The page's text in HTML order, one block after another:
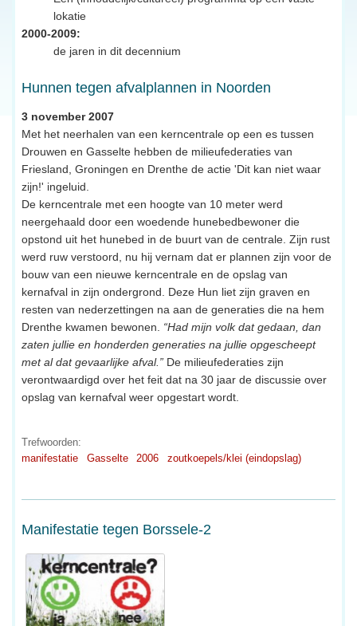
lokatie
2000-2009:
de jaren in dit decennium
Hunnen tegen afvalplannen in Noorden
3 november 2007
Met het neerhalen van een kerncentrale op een es tussen
Drouwen en Gasselte hebben de milieufederaties van
Friesland, Groningen en Drenthe de actie 'Dit kan niet waar
zijn!' ingeluid.
De kerncentrale met een hoogte van 10 meter werd
neergehaald door een woedende hunebedbewoner die
opstond uit het hunebed in de buurt van de centrale. Zijn rust
werd ruw verstoord, nu hij vernam dat er plannen zijn voor de
bouw van een nieuwe kerncentrale en de opslag van
kernafval in zijn ondergrond. Deze Hun liet zijn graven en
resten van nederzettingen na aan de generaties die na hem
Drenthe kwamen bewonen. “Had mijn volk dat gedaan, dan
zaten jullie en honderden generaties na jullie opgescheept
met al dat gevaarlijke afval.” De milieufederaties zijn
verontwaardigd over het feit dat na 30 jaar de discussie over
opslag van kernafval weer opgestart wordt.
Trefwoorden:
manifestatie
Gasselte 2006 zoutkoepels/klei (eindopslag)
Manifestatie tegen Borssele-2